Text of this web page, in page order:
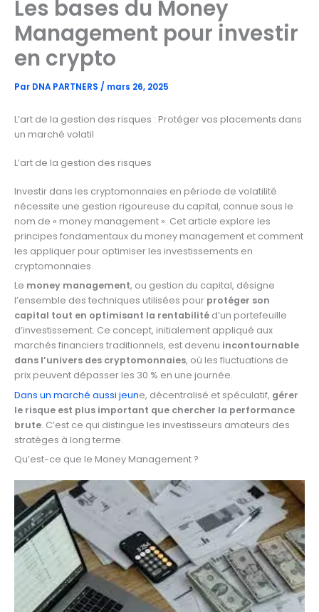
Les bases du Money
Management pour investir
en crypto
Par DNA PARTNERS / mars 26, 2025
L’art de la gestion des risques : Protéger vos placements dans
un marché volatil
L’art de la gestion des risques
Investir dans les cryptomonnaies en période de volatilité
nécessite une gestion rigoureuse du capital, connue sous le
nom de « money management ». Cet article explore les
principes fondamentaux du money management et comment
les appliquer pour optimiser les investissements en
cryptomonnaies.
Le money management, ou gestion du capital, désigne
l’ensemble des techniques utilisées pour protéger son
capital tout en optimisant la rentabilité d’un portefeuille
d’investissement. Ce concept, initialement appliqué aux
marchés financiers traditionnels, est devenu incontournable
dans l’univers des cryptomonnaies, où les fluctuations de
prix peuvent dépasser les 30 % en une journée.
Dans un marché aussi jeune, décentralisé et spéculatif, gérer
le risque est plus important que chercher la performance
brute. C’est ce qui distingue les investisseurs amateurs des
stratèges à long terme.
Qu’est-ce que le Money Management ?